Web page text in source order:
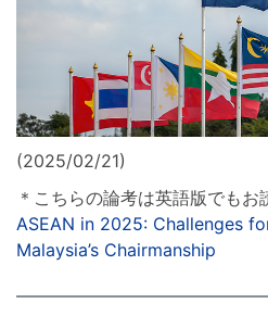
(2025/02/21)
＊こちらの論考は英語版でもお
ASEAN in 2025: Challenges
Malaysia’s Chairmanship